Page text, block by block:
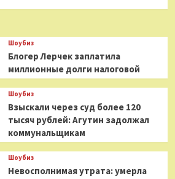
Шоубиз
Блогер Лерчек заплатила
миллионные долги налоговой
Шоубиз
Взыскали через суд более 120
тысяч рублей: Агутин задолжал
коммунальщикам
Шоубиз
Невосполнимая утрата: умерла